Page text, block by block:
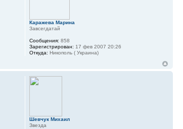
Каражева Марина
Завсегдатай
Сообщения: 858
Зарегистрирован: 17 фев 2007 20:26
Откуда: Никополь ( Украина)
Шевчук Михаил
Звезда